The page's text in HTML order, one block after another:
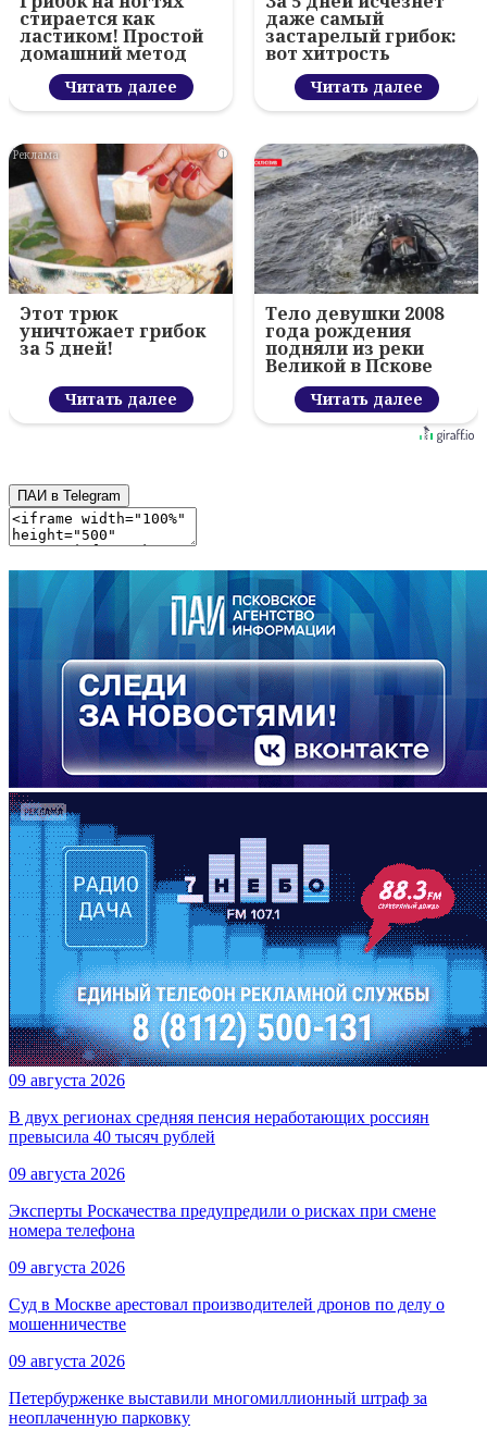
стирается как
ластиком! Простой
домашний метод
Читать далее
даже самый
застарелый грибок:
вот хитрость
Читать далее
i
Этот трюк
уничтожает грибок
за 5 дней!
Читать далее
Тело девушки 2008
года рождения
подняли из реки
Великой в Пскове
Читать далее
ПАИ в Telegram
09 августа 2026
В двух регионах средняя пенсия неработающих россиян
превысила 40 тысяч рублей
09 августа 2026
Эксперты Роскачества предупредили о рисках при смене
номера телефона
09 августа 2026
Суд в Москве арестовал производителей дронов по делу о
мошенничестве
09 августа 2026
Петербурженке выставили многомиллионный штраф за
неоплаченную парковку